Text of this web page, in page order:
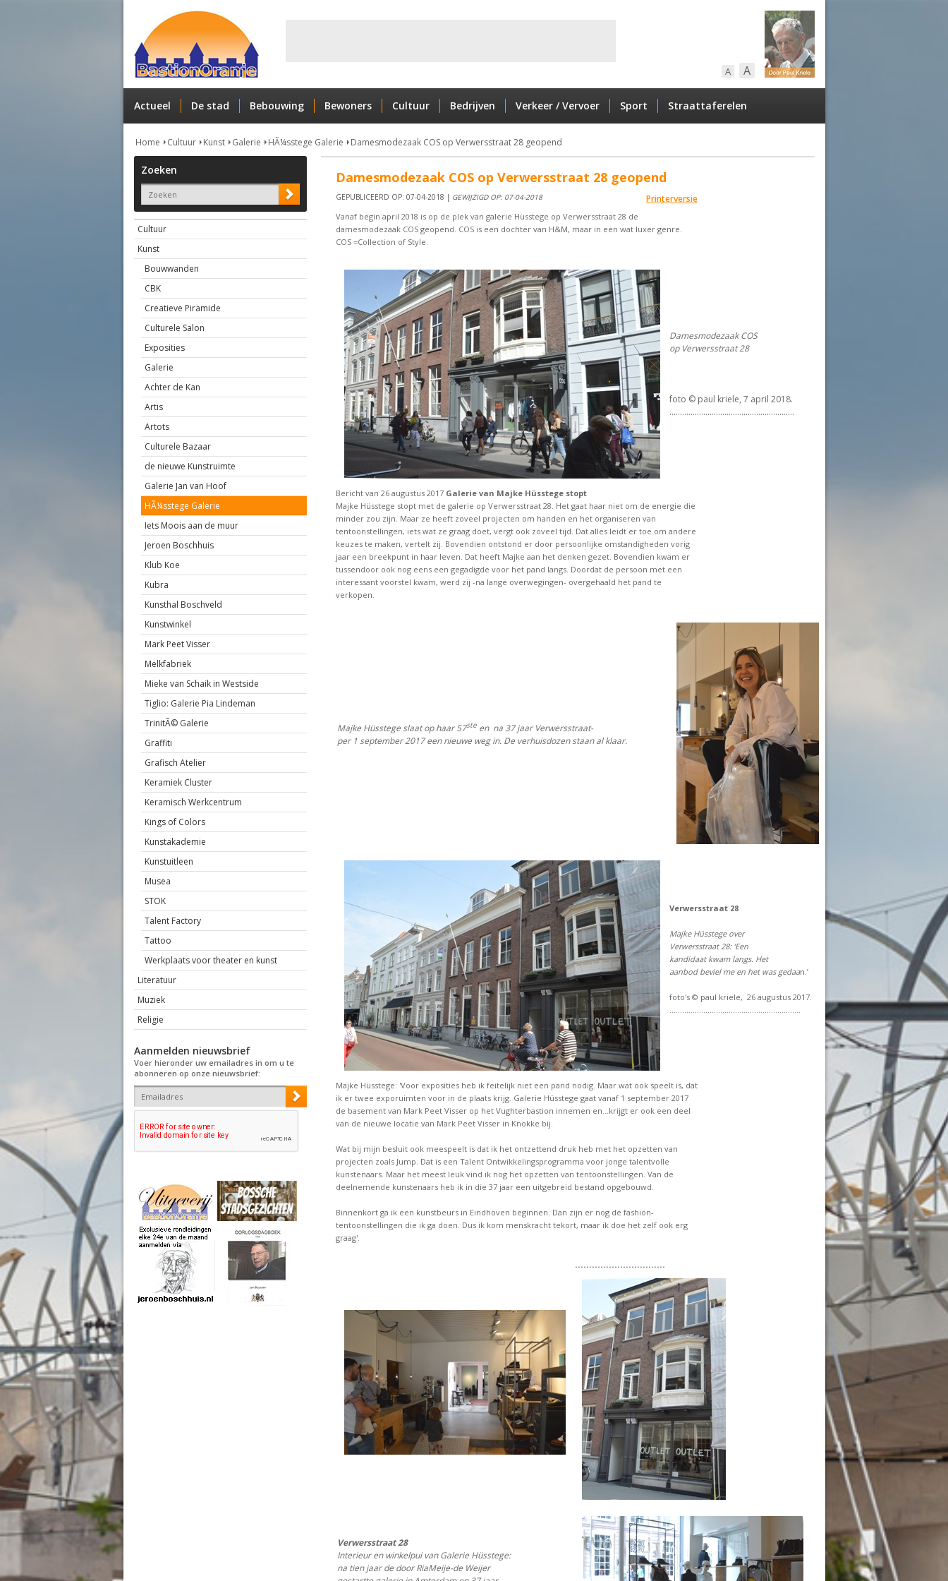
A A
Actueel De stad Bebouwing Bewoners Cultuur Bedrijven Verkeer / Vervoer Sport Straattaferelen
Home Cultuur Kunst Galerie HÃ¼sstege Galerie Damesmodezaak COS op Verwersstraat 28 geopend
Zoeken
Cultuur
Kunst
Bouwwanden
CBK
Creatieve Piramide
Culturele Salon
Exposities
Galerie
Achter de Kan
Artis
Artots
Culturele Bazaar
de nieuwe Kunstruimte
Galerie Jan van Hoof
HÃ¼sstege Galerie
Iets Moois aan de muur
Jeroen Boschhuis
Klub Koe
Kubra
Kunsthal Boschveld
Kunstwinkel
Mark Peet Visser
Melkfabriek
Mieke van Schaik in Westside
Tiglio: Galerie Pia Lindeman
TrinitÃ© Galerie
Graffiti
Grafisch Atelier
Keramiek Cluster
Keramisch Werkcentrum
Kings of Colors
Kunstakademie
Kunstuitleen
Musea
STOK
Talent Factory
Tattoo
Werkplaats voor theater en kunst
Literatuur
Muziek
Religie
Aanmelden nieuwsbrief
Voer hieronder uw emailadres in om u te
abonneren op onze nieuwsbrief:
Damesmodezaak COS op Verwersstraat 28 geopend
Printerversie
GEPUBLICEERD OP: 07-04-2018 | GEWIJZIGD OP: 07-04-2018
Vanaf begin april 2018 is op de plek van galerie Hüsstege op Verwersstraat 28 de
damesmodezaak COS geopend. COS is een dochter van H&M, maar in een wat luxer genre.
COS =Collection of Style.
Damesmodezaak COS
op Verwersstraat 28
foto © paul kriele, 7 april 2018.
...........................................................
Bericht van 26 augustus 2017 Galerie van Majke Hüsstege stopt
Majke Hüsstege stopt met de galerie op Verwersstraat 28. Het gaat haar niet om de energie die
minder zou zijn. Maar ze heeft zoveel projecten om handen en het organiseren van
tentoonstellingen, iets wat ze graag doet, vergt ook zoveel tijd. Dat alles leidt er toe om andere
keuzes te maken, vertelt zij. Bovendien ontstond er door persoonlijke omstandigheden vorig
jaar een breekpunt in haar leven. Dat heeft Majke aan het denken gezet. Bovendien kwam er
tussendoor ook nog eens een gegadigde voor het pand langs. Doordat de persoon met een
interessant voorstel kwam, werd zij -na lange overwegingen- overgehaald het pand te
verkopen.
Majke Hüsstege slaat op haar 57steen na 37 jaar Verwersstraat-
per 1 september 2017 een nieuwe weg in. De verhuisdozen staan al klaar.
Verwersstraat 28
Majke Hüsstege over
Verwersstraat 28: ‘Een
kandidaat kwam langs. Het
aanbod beviel me en het was gedaan.’
foto's © paul kriele, 26 augustus 2017.
..............................................................
Majke Hüsstege: 'Voor exposities heb ik feitelijk niet een pand nodig. Maar wat ook speelt is, dat
ik er twee exporuimten voor in de plaats krijg. Galerie Hüsstege gaat vanaf 1 september 2017
de basement van Mark Peet Visser op het Vughterbastion innemen en…krijgt er ook een deel
van de nieuwe locatie van Mark Peet Visser in Knokke bij.
Wat bij mijn besluit ook meespeelt is dat ik het ontzettend druk heb met het opzetten van
projecten zoals Jump. Dat is een Talent Ontwikkelingsprogramma voor jonge talentvolle
kunstenaars. Maar het meest leuk vind ik nog het opzetten van tentoonstellingen. Van de
deelnemende kunstenaars heb ik in die 37 jaar een uitgebreid bestand opgebouwd.
Binnenkort ga ik een kunstbeurs in Eindhoven beginnen. Dan zijn er nog de fashion-
tentoonstellingen die ik ga doen. Dus ik kom menskracht tekort, maar ik doe het zelf ook erg
graag'.
................................
Verwersstraat 28
Interieur en winkelpui van Galerie Hüsstege:
na tien jaar de door RiaMeije-de Weijer